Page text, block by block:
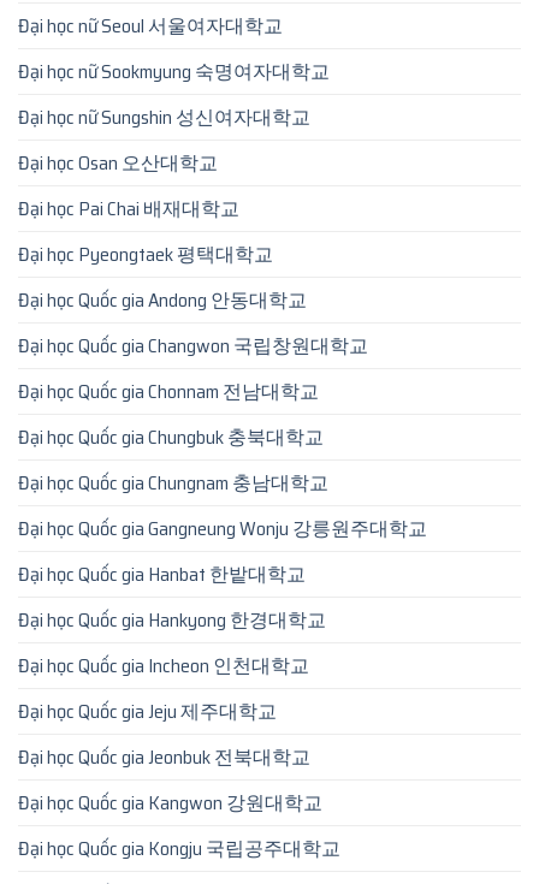
Đại học nữ Seoul 서울여자대학교
Đại học nữ Sookmyung 숙명여자대학교
Đại học nữ Sungshin 성신여자대학교
Đại học Osan 오산대학교
Đại học Pai Chai 배재대학교
Đại học Pyeongtaek 평택대학교
Đại học Quốc gia Andong 안동대학교
Đại học Quốc gia Changwon 국립창원대학교
Đại học Quốc gia Chonnam 전남대학교
Đại học Quốc gia Chungbuk 충북대학교
Đại học Quốc gia Chungnam 충남대학교
Đại học Quốc gia Gangneung Wonju 강릉원주대학교
Đại học Quốc gia Hanbat 한밭대학교
Đại học Quốc gia Hankyong 한경대학교
Đại học Quốc gia Incheon 인천대학교
Đại học Quốc gia Jeju 제주대학교
Đại học Quốc gia Jeonbuk 전북대학교
Đại học Quốc gia Kangwon 강원대학교
Đại học Quốc gia Kongju 국립공주대학교